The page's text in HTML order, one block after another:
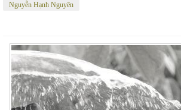
Nguyễn Hạnh Nguyên